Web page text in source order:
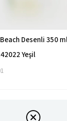
Desenli 350
Yeşil